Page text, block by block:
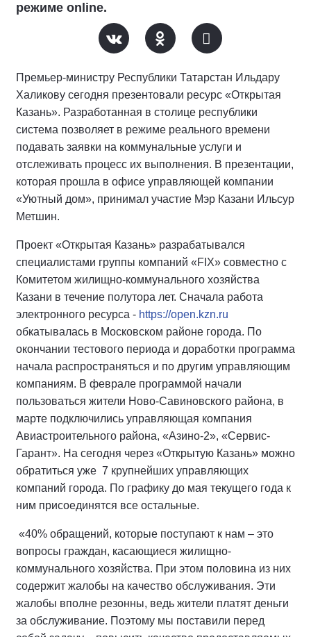
режиме online.
Премьер-министру Республики Татарстан Ильдару
Халикову сегодня презентовали ресурс «Открытая
Казань». Разработанная в столице республики
система позволяет в режиме реального времени
подавать заявки на коммунальные услуги и
отслеживать процесс их выполнения. В презентации,
которая прошла в офисе управляющей компании
«Уютный дом», принимал участие Мэр Казани Ильсур
Метшин.
Проект «Открытая Казань» разрабатывался
специалистами группы компаний «FIX» совместно с
Комитетом жилищно-коммунального хозяйства
Казани в течение полутора лет. Сначала работа
электронного ресурса - https://open.kzn.ru
обкатывалась в Московском районе города. По
окончании тестового периода и доработки программа
начала распространяться и по другим управляющим
компаниям. В феврале программой начали
пользоваться жители Ново-Савиновского района, в
марте подключились управляющая компания
Авиастроительного района, «Азино-2», «Сервис-
Гарант». На сегодня через «Открытую Казань» можно
обратиться уже 7 крупнейших управляющих
компаний города. По графику до мая текущего года к
ним присоединятся все остальные.
«40% обращений, которые поступают к нам – это
вопросы граждан, касающиеся жилищно-
коммунального хозяйства. При этом половина из них
содержит жалобы на качество обслуживания. Эти
жалобы вполне резонны, ведь жители платят деньги
за обслуживание. Поэтому мы поставили перед